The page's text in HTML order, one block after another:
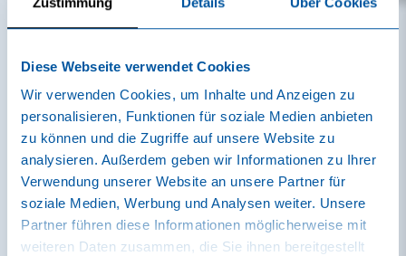
Diese Webseite verwendet Cookies
Wir verwenden Cookies, um Inhalte und Anzeigen zu
personalisieren, Funktionen für soziale Medien anbieten
zu können und die Zugriffe auf unsere Website zu
analysieren. Außerdem geben wir Informationen zu Ihrer
Verwendung unserer Website an unsere Partner für
soziale Medien, Werbung und Analysen weiter. Unsere
Partner führen diese Informationen möglicherweise mit
weiteren Daten zusammen, die Sie ihnen bereitgestellt
Wellness-Welt sole uno
Broschüre sole uno
deutsch/english
Preise und Bestimmungen
sole uno
deutsch |
english
Broschüre Packages sole
deutsch/english